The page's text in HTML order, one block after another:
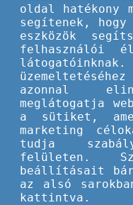
útmutató legújabb
Az Európai Bizottság
Erasmus+ program
ehhez kapcsolódó
elérhetővé a pályázati
dokumentumtárból
A dokumentum
kiemelt prioritást
partnerség
helyzetre történő
oldal hatékony
segítenek, hogy
eszközök
felhasználói
azonnal
meglátogatja
a sütiket,
marketing
tudja
felületen.
beállításait
az alsó
kattintva.